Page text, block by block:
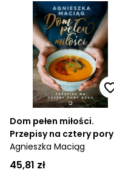
Dom pełen miłości.
Przepisy na cztery pory
roku
Agnieszka Maciąg
45,81 zł